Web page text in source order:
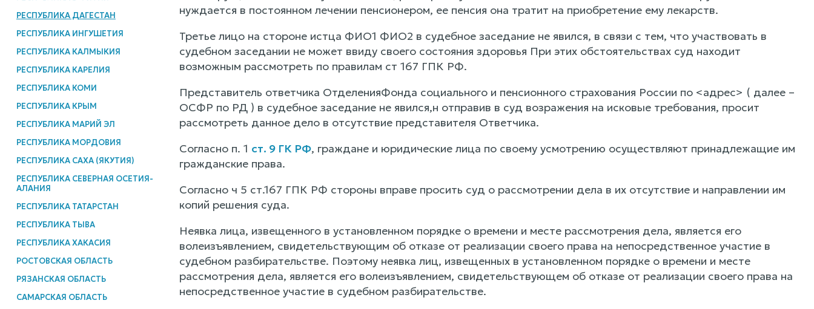
РЕСПУБЛИКА ДАГЕСТАН
РЕСПУБЛИКА ИНГУШЕТИЯ
РЕСПУБЛИКА КАЛМЫКИЯ
РЕСПУБЛИКА КАРЕЛИЯ
РЕСПУБЛИКА КОМИ
РЕСПУБЛИКА КРЫМ
РЕСПУБЛИКА МАРИЙ ЭЛ
РЕСПУБЛИКА МОРДОВИЯ
РЕСПУБЛИКА САХА (ЯКУТИЯ)
РЕСПУБЛИКА СЕВЕРНАЯ ОСЕТИЯ-
АЛАНИЯ
РЕСПУБЛИКА ТАТАРСТАН
РЕСПУБЛИКА ТЫВА
РЕСПУБЛИКА ХАКАСИЯ
РОСТОВСКАЯ ОБЛАСТЬ
РЯЗАНСКАЯ ОБЛАСТЬ
САМАРСКАЯ ОБЛАСТЬ
нуждается в постоянном лечении пенсионером, ее пенсия она тратит на приобретение ему лекарств.
Третье лицо на стороне истца ФИО1 ФИО2 в судебное заседание не явился, в связи с тем, что участвовать в
судебном заседании не может ввиду своего состояния здоровья При этих обстоятельствах суд находит
возможным рассмотреть по правилам ст 167 ГПК РФ.
Представитель ответчика ОтделенияФонда социального и пенсионного страхования России по <адрес> ( далее –
ОСФР по РД ) в судебное заседание не явился,н отправив в суд возражения на исковые требования, просит
рассмотреть данное дело в отсутствие представителя Ответчика.
Согласно п. 1 ст. 9 ГК РФ, граждане и юридические лица по своему усмотрению осуществляют принадлежащие им
гражданские права.
Согласно ч 5 ст.167 ГПК РФ стороны вправе просить суд о рассмотрении дела в их отсутствие и направлении им
копий решения суда.
Неявка лица, извещенного в установленном порядке о времени и месте рассмотрения дела, является его
волеизъявлением, свидетельствующим об отказе от реализации своего права на непосредственное участие в
судебном разбирательстве. Поэтому неявка лиц, извещенных в установленном порядке о времени и месте
рассмотрения дела, является его волеизъявлением, свидетельствующем об отказе от реализации своего права на
непосредственное участие в судебном разбирательстве.